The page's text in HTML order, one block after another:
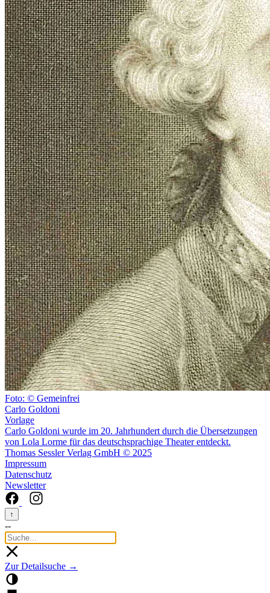
Foto: © Gemeinfrei
Carlo Goldoni
Vorlage
Carlo Goldoni wurde im 20. Jahrhundert durch die Übersetzungen
von Lola Lorme für das deutschsprachige Theater entdeckt.
Thomas Sessler Verlag GmbH © 2025
Impressum
Datenschutz
Newsletter
↑
--
Zur Detailsuche →